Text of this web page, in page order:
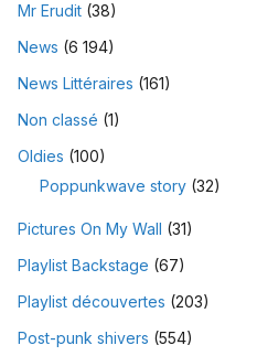
Mr Erudit (38)
News (6 194)
News Littéraires (161)
Non classé (1)
Oldies (100)
Poppunkwave story (32)
Pictures On My Wall (31)
Playlist Backstage (67)
Playlist découvertes (203)
Post-punk shivers (554)